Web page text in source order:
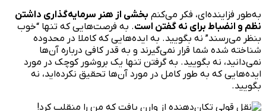
به‌طور فزاینده‌ای، فکر می‌کنم بخشی از هنر سرمایه‌گذاری داشتن
نظم و انضباط برای نه گفتن است. به فرصت‌هایی که تنها “خوب
بنظر می‌رسند” نه بگویید. به ایده‌هایی که کاملا در محدوده
شناخته شده شما قرار نمی‌گیرند و به قدر کافی درباره آن‌ها
نمی‌دانید، نه بگویید. به گرفتن تنها یک بروشور کوچک در مورد
ایده‌هایی که به طور کامل در مورد آن‌ها تحقیق نکرده‌اید، نه
بگویید.